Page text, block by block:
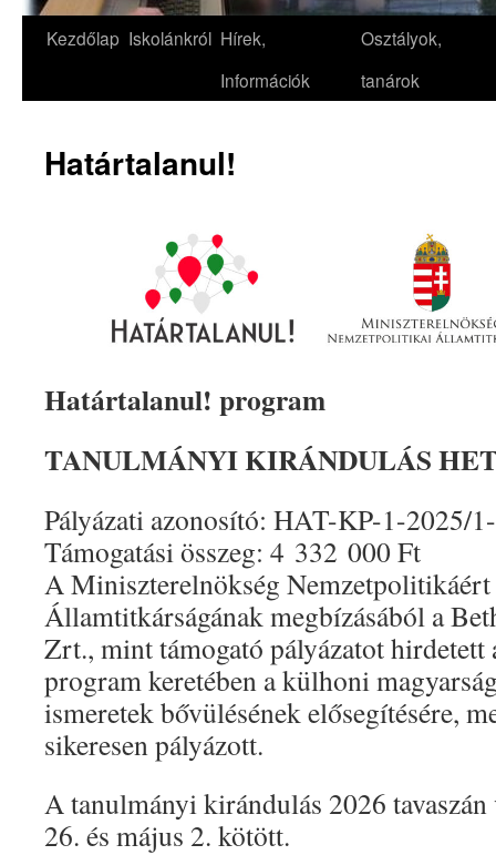
Kezdőlap Iskolánkról Hírek,
Információk
Osztályok,
tanárok
Határtalanul!
Határtalanul! program
TANULMÁNYI KIRÁNDULÁS
Pályázati azonosító: HAT-KP-1-2025/
Támogatási összeg: 4 332 000 Ft
A Miniszterelnökség Nemzetpolitikáért
Államtitkárságának megbízásából a
Zrt., mint támogató pályázatot hirdetett
program keretében a külhoni
ismeretek bővülésének elősegítésére,
sikeresen pályázott.
A tanulmányi kirándulás 2026
26. és május 2. kötött.